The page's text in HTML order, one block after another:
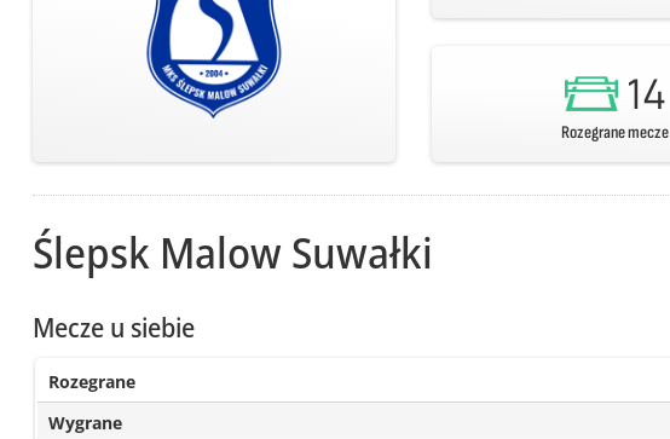
14
Rozegrane mecze
Ślepsk Malow Suwałki
Mecze u siebie
Rozegrane
Wygrane